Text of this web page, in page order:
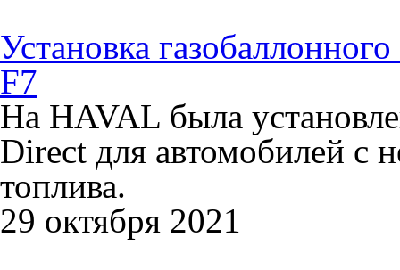
Установка
F7
На HAVAL была
Direct для автомобилей с
топлива.
29 октября 2021